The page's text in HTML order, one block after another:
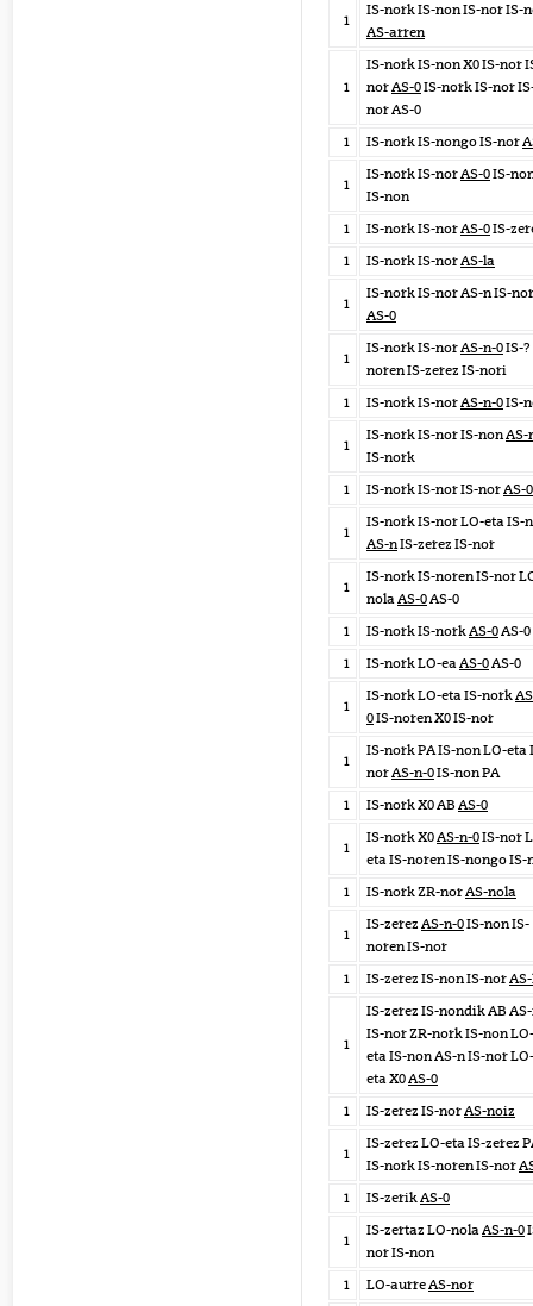
1
IS-nork IS-non IS-nor IS-
AS-arren
1
IS-nork IS-non X0 IS-nor
norAS-0IS-nork IS-nor
nor AS-0
1
IS-nork IS-nongo IS-nor
1
IS-nork IS-norAS-0IS-
IS-non
1
IS-nork IS-norAS-0IS-
1
IS-nork IS-norAS-la
1
IS-nork IS-nor AS-n IS-nor
AS-0
1
IS-nork IS-norAS-n-0IS-?
noren IS-zerez IS-nori
1
IS-nork IS-norAS-n-0IS-
1
IS-nork IS-nor IS-nonAS-
IS-nork
1
IS-nork IS-nor IS-norAS-0
1
IS-nork IS-nor LO-eta IS-
AS-nIS-zerez IS-nor
1
IS-nork IS-noren IS-nor
nolaAS-0AS-0
1
IS-nork IS-norkAS-0AS-0
1
IS-nork LO-eaAS-0AS-0
1
IS-nork LO-eta IS-nork
0IS-noren X0 IS-nor
1
IS-nork PA IS-non LO-eta
norAS-n-0IS-non PA
1
IS-nork X0 AB AS-0
1
IS-nork X0AS-n-0IS-nor
eta IS-noren IS-nongo IS-
1
IS-nork ZR-norAS-nola
1
IS-zerez AS-n-0IS-non IS-
noren IS-nor
1
IS-zerez IS-non IS-nor
1
IS-zerez IS-nondik AB
IS-nor ZR-nork IS-non LO-
eta IS-non AS-n IS-nor LO-
eta X0AS-0
1
IS-zerez IS-norAS-noiz
1
IS-zerez LO-eta IS-zerez
IS-nork IS-noren IS-nor
1
IS-zerikAS-0
1
IS-zertaz LO-nolaAS-n-0
nor IS-non
1
LO-aurreAS-nor